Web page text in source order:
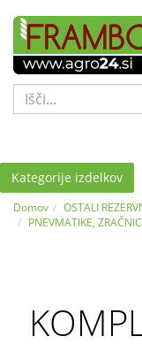
Nazaj en nivo
VRSTA 1
VRSTA 3
Nazaj en nivo
VRSTA 1
VRSTA 3
Nazaj en nivo
VRSTA 1
VRSTA 3
Kategorije izdelkov
Domov
OSTALI
PNEVMATIKE,